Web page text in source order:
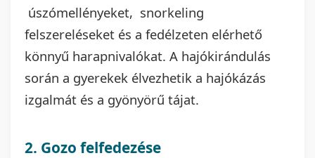
úszómellényeket, snorkeling
felszereléseket és a fedélzeten elérhető
könnyű harapnivalókat. A hajókirándulás
során a gyerekek élvezhetik a hajókázás
izgalmát és a gyönyörű tájat.
2. Gozo felfedezése